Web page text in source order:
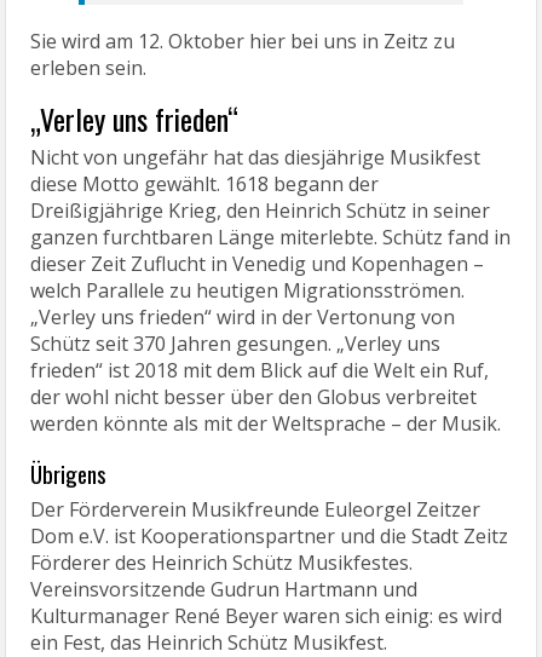
Sie wird am 12. Oktober hier bei uns in Zeitz zu
erleben sein.
„Verley uns frieden“
Nicht von ungefähr hat das diesjährige Musikfest
diese Motto gewählt. 1618 begann der
Dreißigjährige Krieg, den Heinrich Schütz in seiner
ganzen furchtbaren Länge miterlebte. Schütz fand in
dieser Zeit Zuflucht in Venedig und Kopenhagen –
welch Parallele zu heutigen Migrationsströmen.
„Verley uns frieden“ wird in der Vertonung von
Schütz seit 370 Jahren gesungen. „Verley uns
frieden“ ist 2018 mit dem Blick auf die Welt ein Ruf,
der wohl nicht besser über den Globus verbreitet
werden könnte als mit der Weltsprache – der Musik.
Übrigens
Der Förderverein Musikfreunde Euleorgel Zeitzer
Dom e.V. ist Kooperationspartner und die Stadt Zeitz
Förderer des Heinrich Schütz Musikfestes.
Vereinsvorsitzende Gudrun Hartmann und
Kulturmanager René Beyer waren sich einig: es wird
ein Fest, das Heinrich Schütz Musikfest.